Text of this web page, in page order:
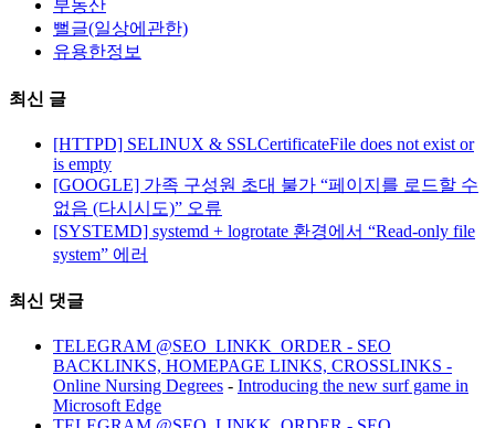
부동산
뻘글(일상에관한)
유용한정보
최신 글
[HTTPD] SELINUX & SSLCertificateFile does not exist or
is empty
[GOOGLE] 가족 구성원 초대 불가 “페이지를 로드할 수
없음 (다시시도)” 오류
[SYSTEMD] systemd + logrotate 환경에서 “Read-only file
system” 에러
최신 댓글
TELEGRAM @SEO_LINKK_ORDER - SEO
BACKLINKS, HOMEPAGE LINKS, CROSSLINKS -
Online Nursing Degrees - Introducing the new surf game in
Microsoft Edge